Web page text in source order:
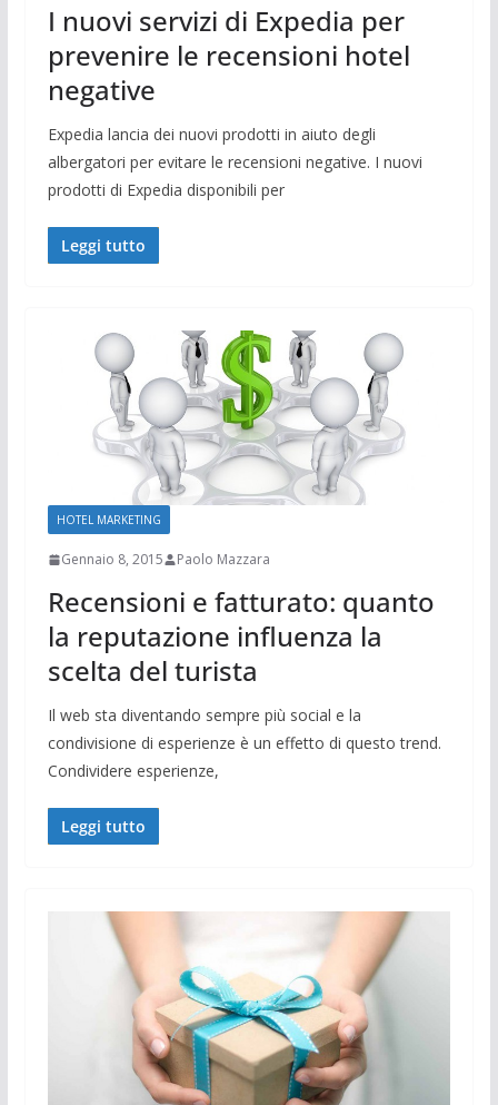
I nuovi servizi di Expedia per
prevenire le recensioni hotel
negative
Expedia lancia dei nuovi prodotti in aiuto degli
albergatori per evitare le recensioni negative. I nuovi
prodotti di Expedia disponibili per
Leggi tutto
HOTEL MARKETING
Gennaio 8, 2015 Paolo Mazzara
Recensioni e fatturato: quanto
la reputazione influenza la
scelta del turista
Il web sta diventando sempre più social e la
condivisione di esperienze è un effetto di questo trend.
Condividere esperienze,
Leggi tutto